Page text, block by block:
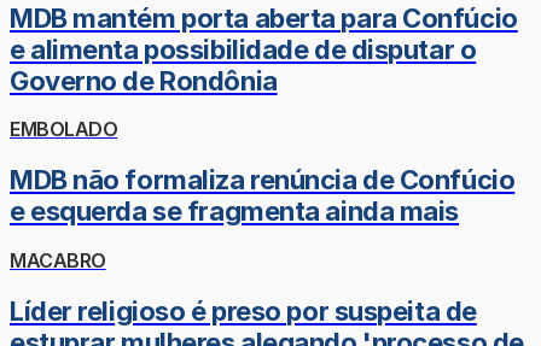
MDB mantém porta aberta para Confúcio
e alimenta possibilidade de disputar o
Governo de Rondônia
EMBOLADO
MDB não formaliza renúncia de Confúcio
e esquerda se fragmenta ainda mais
MACABRO
Líder religioso é preso por suspeita de